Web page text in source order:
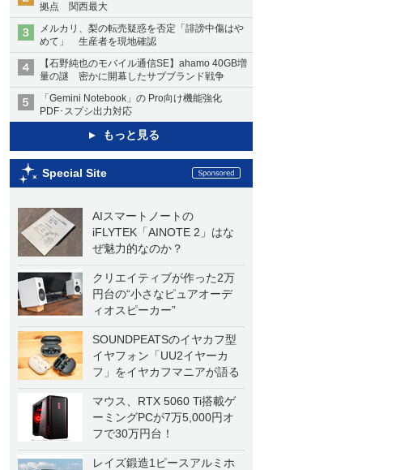
拠点 関西最大
メルカリ、梨の転売疑惑を否定「誹謗中傷はや
めて」 生産者を現地確認
【石野純也のモバイル通信SE】ahamo 40GB増
量の謎 密かに開幕したサブブランド戦争
「Gemini Notebook」の Pro向け機能強化
PDF･スプシ出力対応
もっと見る
Special Site
AIスマートノートの
iFLYTEK「AINOTE 2」はな
ぜ魅力的なのか？
クリエイティブが作った2万
円台の“小さなピュアオーデ
ィオスピーカー”
SOUNDPEATSのイヤカフ型
イヤフォン「UU2イヤーカ
フ」をイヤカフマニアが語る
マウス、RTX 5060 Ti搭載ゲ
ーミングPCが7万5,000円オ
フで30万円台！
レイズ鍛造1ピースアルミホ